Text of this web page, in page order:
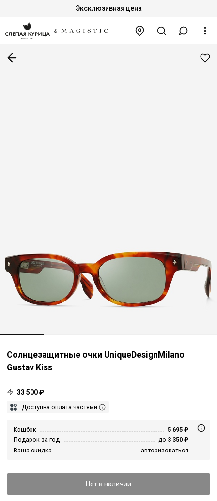
Эксклюзивная цена
Солнцезащитные очки UniqueDesignMilano
Gustav Kiss
33 500 ₽
Доступна оплата частями
Кэшбэк
5 695 ₽
Подарок за год
до 3 350 ₽
Ваша скидка
авторизоваться
Нет в наличии